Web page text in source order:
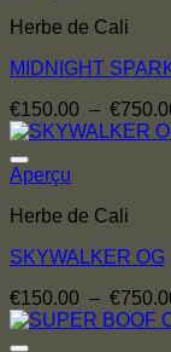
Herbe de Cali
MIDNIGHT
€150.00 – €
Aperçu
Herbe de Cali
SKYWALKER OG
€150.00 – €